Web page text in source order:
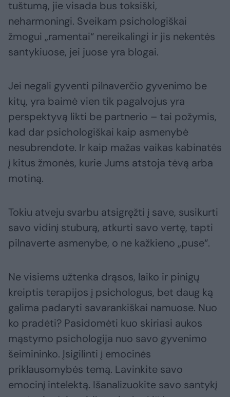
tuštumą, jie visada bus toksiški,
neharmoningi. Sveikam psichologiškai
žmogui „ramentai“ nereikalingi ir jis nekentės
santykiuose, jei juose yra blogai.
Jei negali gyventi pilnaverčio gyvenimo be
kitų, yra baimė vien tik pagalvojus yra
perspektyvą likti be partnerio – tai požymis,
kad dar psichologiškai kaip asmenybė
nesubrendote. Ir kaip mažas vaikas kabinatės
į kitus žmonės, kurie Jums atstoja tėvą arba
motiną.
Tokiu atveju svarbu atsigręžti į save, susikurti
savo vidinį stuburą, atkurti savo vertę, tapti
pilnaverte asmenybe, o ne kažkieno „puse“.
Ne visiems užtenka drąsos, laiko ir pinigų
kreiptis terapijos į psichologus, bet daug ką
galima padaryti savarankiškai namuose. Nuo
ko pradėti? Pasidomėti kuo skiriasi aukos
mąstymo psichologija nuo savo gyvenimo
šeimininko. Įsigilinti į emocinės
priklausomybės temą. Lavinkite savo
emocinį intelektą. Išanalizuokite savo santykį